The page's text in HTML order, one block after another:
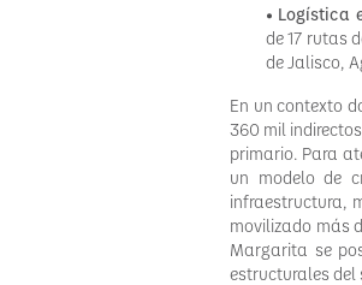
• Logística
de 17 rutas
de Jalisco,
En un contexto
360 mil
primario. Para
un modelo de
infraestructura,
movilizado más
Margarita se
estructurales del